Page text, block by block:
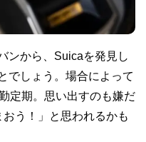
ンから、Suicaを発見し
でしょう。場合によって
定期。思い出すのも嫌だ
う！」と思われるかも